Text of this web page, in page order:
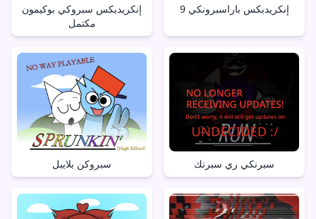
إنكريدبكس سبروكي بوكيمون
مكتمل
إنكريدبكس باراسبرونكي 9
سبروكن بلايبل سبرنكي ري سبرنك